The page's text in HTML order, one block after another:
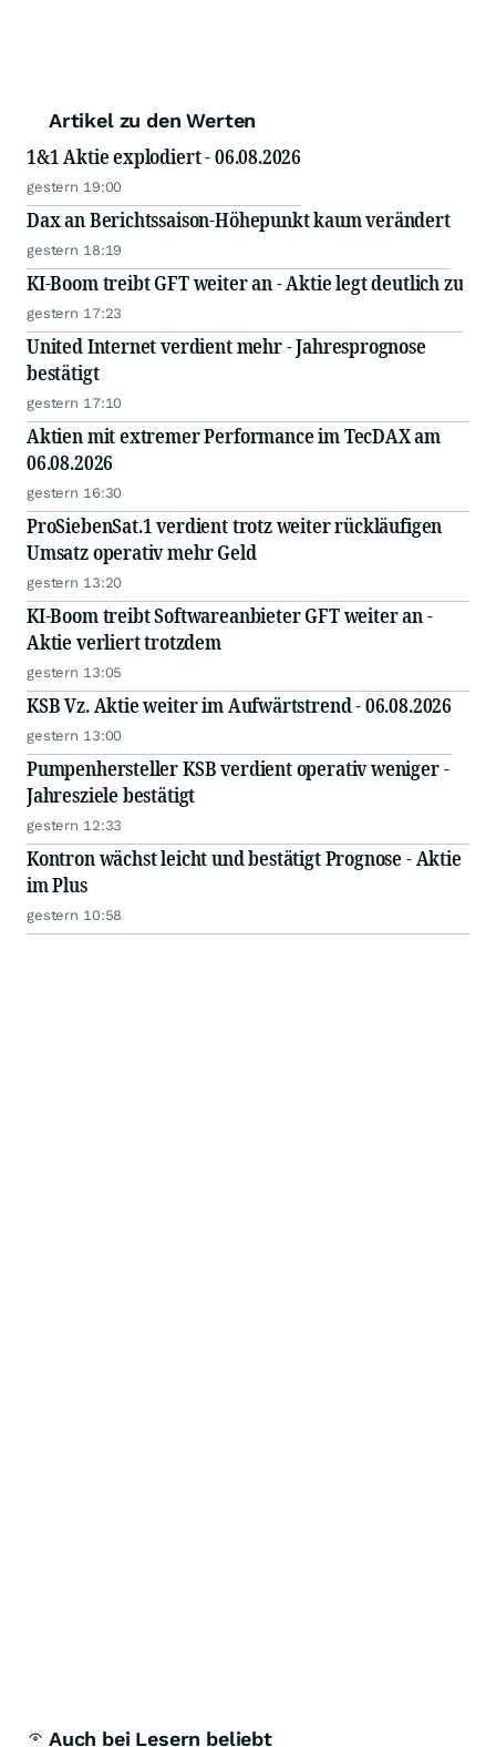
Artikel zu den Werten
1&1 Aktie explodiert - 06.08.2026
gestern 19:00
Dax an Berichtssaison-Höhepunkt kaum verändert
gestern 18:19
KI-Boom treibt GFT weiter an - Aktie legt deutlich zu
gestern 17:23
United Internet verdient mehr - Jahresprognose
bestätigt
gestern 17:10
Aktien mit extremer Performance im TecDAX am
06.08.2026
gestern 16:30
ProSiebenSat.1 verdient trotz weiter rückläufigen
Umsatz operativ mehr Geld
gestern 13:20
KI-Boom treibt Softwareanbieter GFT weiter an -
Aktie verliert trotzdem
gestern 13:05
KSB Vz. Aktie weiter im Aufwärtstrend - 06.08.2026
gestern 13:00
Pumpenhersteller KSB verdient operativ weniger -
Jahresziele bestätigt
gestern 12:33
Kontron wächst leicht und bestätigt Prognose - Aktie
im Plus
gestern 10:58
Auch bei Lesern beliebt